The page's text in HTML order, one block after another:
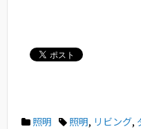
照明 照明, リビング,